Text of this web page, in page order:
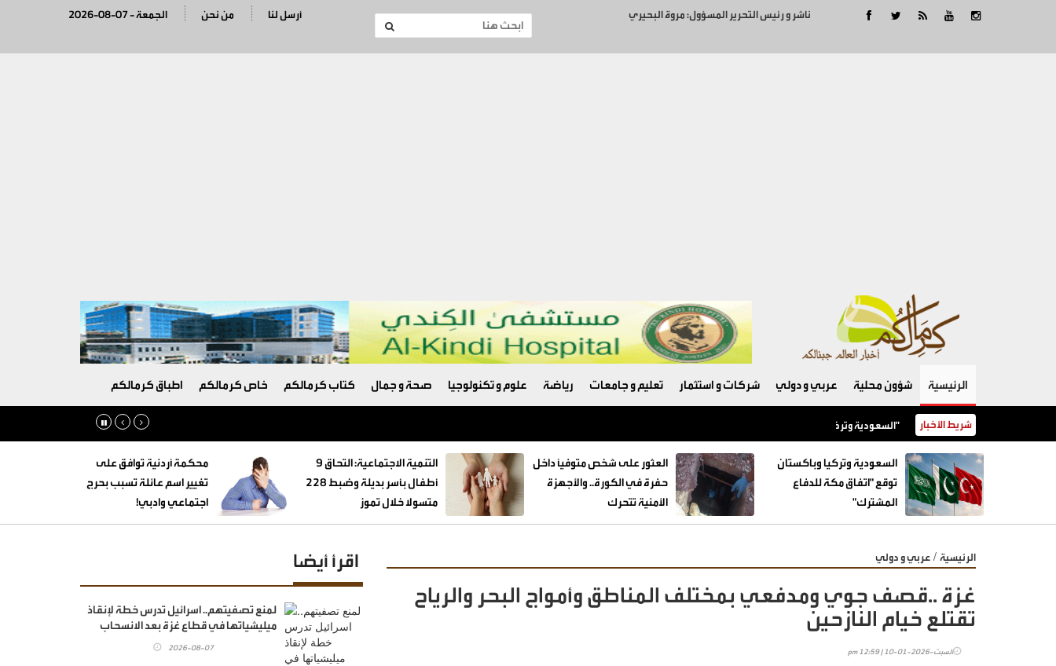
ناشر و رئيس التحرير المسؤول: مروة البحيري 2026-08-07 - الجمعة من نحن أرسل لنا
الرئيسية شؤون محلية عربي و دولي شركات و استثمار تعليم و جامعات رياضة علوم و تكنولوجيا صحة و جمال كتاب كرمالكم خاص كرمالكم اطباق كرمالكم
شريط الأخبار السعودية وتركيا وباكستان توقع "اتفاق مكة للدفاع المشترك"
السعودية وتركيا وباكستان
توقع "اتفاق مكة للدفاع
المشترك"
العثور على شخص متوفيًا داخل
حفرة في الكورة.. والأجهزة
الأمنية تتحرك
‏التنمية الاجتماعية: التحاق 9
أطفال بأسر بديلة وضبط 228
متسولا خلال تموز
محكمة أردنية توافق على
تغيير اسم عائلة تسبب بحرج
اجتماعي وادبي!
الرئيسية / عربي و دولي
غزة ..قصف جوي ومدفعي بمختلف المناطق وأمواج البحر والرياح
تقتلع خيام النازحين
السبت-2026-01-10 | 12:59 pm
اقرأ أيضا
لمنع تصفيتهم.. اسرائيل تدرس خطة لإنقاذ
ميليشياتها في قطاع غزة بعد الانسحاب
2026-08-07